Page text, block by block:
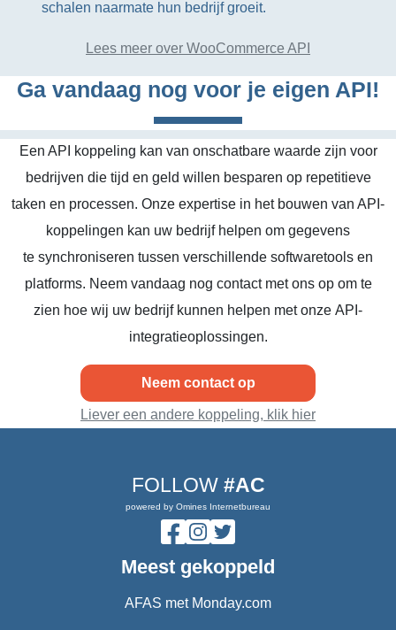
schalen naarmate hun bedrijf groeit.
Lees meer over WooCommerce API
Ga vandaag nog voor je eigen API!
Een API koppeling kan van onschatbare waarde zijn voor
bedrijven die tijd en geld willen besparen op repetitieve
taken en processen. Onze expertise in het bouwen van API-
koppelingen kan uw bedrijf helpen om gegevens
te synchroniseren tussen verschillende softwaretools en
platforms. Neem vandaag nog contact met ons op om te
zien hoe wij uw bedrijf kunnen helpen met onze API-
integratieoplossingen.
Neem contact op
Liever een andere koppeling, klik hier
FOLLOW #AC
powered by Omines Internetbureau
Meest gekoppeld
AFAS met Monday.com